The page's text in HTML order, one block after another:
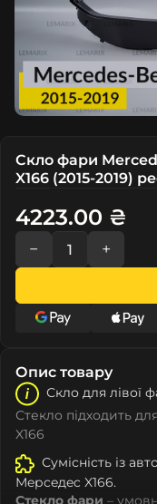
Скло фари
X166 (2015-2019)
4223.00 ₴
− +
Опис товару
Скло для лівої
Стекло підходить
X166
Сумісність із
Мeрceдec X166.
Стекло фари –